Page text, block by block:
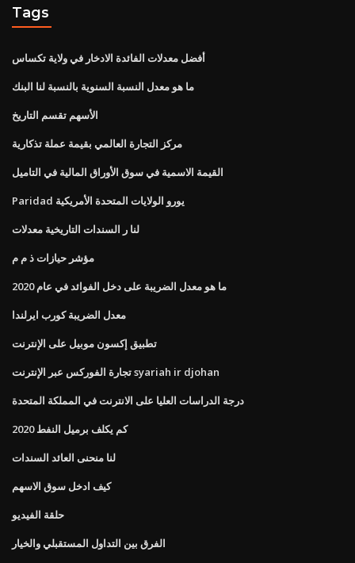
Tags
أفضل معدلات الفائدة الادخار في ولاية تكساس
ما هو معدل النسبة السنوية بالنسبة لنا البنك
الأسهم تقسم التاريخ
مركز التجارة العالمي بقيمة عملة تذكارية
القيمة الاسمية في سوق الأوراق المالية في التاميل
Paridad يورو الولايات المتحدة الأمريكية
لنا ر السندات التاريخية معدلات
مؤشر حيازات ذ م م
ما هو معدل الضريبة على دخل الفوائد في عام 2020
معدل الضريبة كورب ايرلندا
تطبيق إكسون موبيل على الإنترنت
تجارة الفوركس عبر الإنترنت syariah ir djohan
درجة الدراسات العليا على الانترنت في المملكة المتحدة
كم يكلف برميل النفط 2020
لنا منحنى العائد السندات
كيف ادخل سوق الاسهم
حلقة الفيديو
الفرق بين التداول المستقبلي والخيار